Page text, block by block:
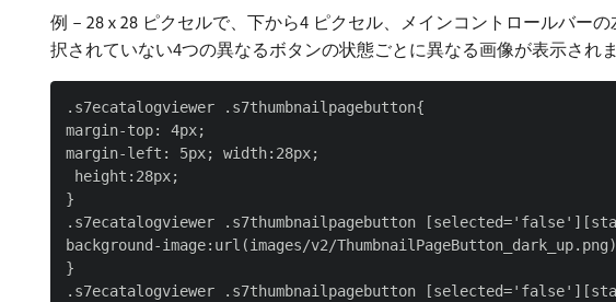
例 – 28 x 28 ピクセルで、下から4 ピクセル、メインコントロールバー
択されていない4つの異なるボタンの状態ごとに異なる画像が表示されま
.s7ecatalogviewer .s7thumbnailpagebutton{
margin-top: 4px;
margin-left: 5px; width:28px;
height:28px;
}
.s7ecatalogviewer .s7thumbnailpagebutton
background-image:url(images/v2/
}
.s7ecatalogviewer .s7thumbnailpagebutton